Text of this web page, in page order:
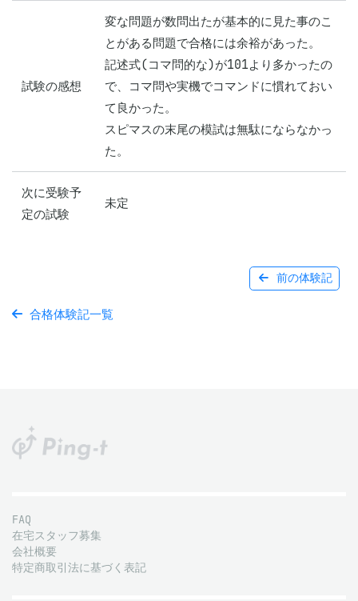
試験の感想
変な問題が数問出たが基本的に見た事のこ
とがある問題で合格には余裕があった。
記述式(コマ問的な)が101より多かったの
で、コマ問や実機でコマンドに慣れておい
て良かった。
スピマスの末尾の模試は無駄にならなかっ
た。
次に受験予
定の試験
未定
前の体験記
合格体験記一覧
FAQ
在宅スタッフ募集
会社概要
特定商取引法に基づく表記